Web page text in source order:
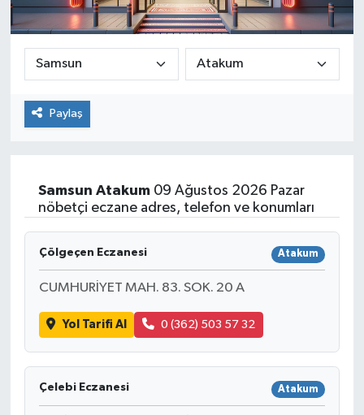
Paylaş
Samsun Atakum09 Ağustos 2026 Pazar
nöbetçi eczane adres, telefon ve konumları
Çölgeçen Eczanesi Atakum
CUMHURİYET MAH. 83. SOK. 20 A
Yol Tarifi Al 0 (362) 503 57 32
Çelebi Eczanesi Atakum